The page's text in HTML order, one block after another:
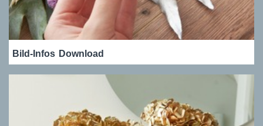
Bild-Infos Download